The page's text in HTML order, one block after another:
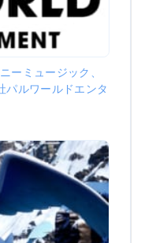
ーミュージック、
パルワールドエンタ